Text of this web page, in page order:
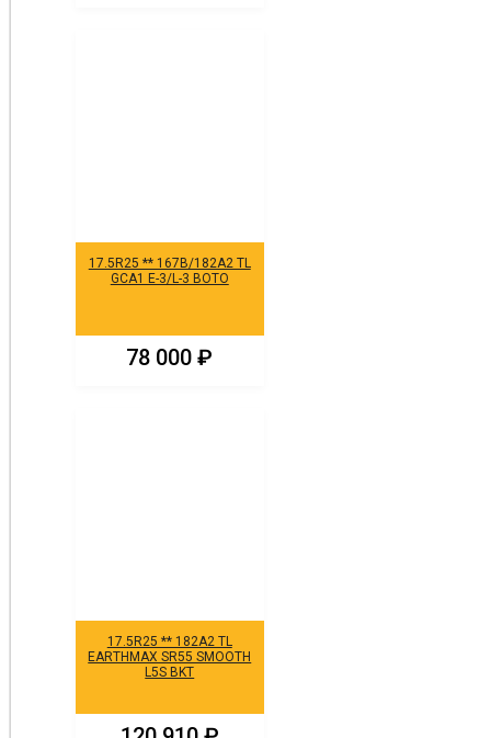
17.5R25 ** 167B/182A2 TL
GCA1 E-3/L-3 BOTO
78 000₽
17.5R25 ** 182A2 TL
EARTHMAX SR55 SMOOTH
L5S BKT